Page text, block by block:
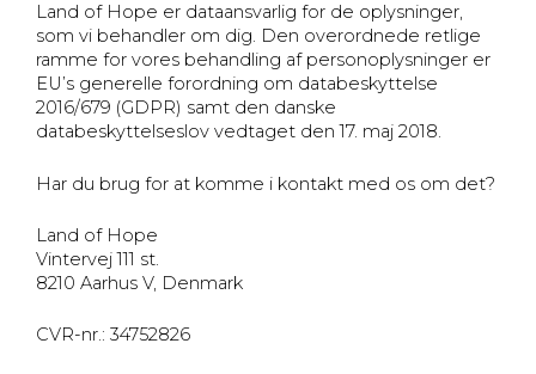
Land of Hope er dataansvarlig for de oplysninger,
som vi behandler om dig. Den overordnede retlige
ramme for vores behandling af personoplysninger er
EU’s generelle forordning om databeskyttelse
2016/679 (GDPR) samt den danske
databeskyttelseslov vedtaget den 17. maj 2018.
Har du brug for at komme i kontakt med os om det?
Land of Hope
Vintervej 111 st.
8210 Aarhus V, Denmark
CVR-nr.: 34752826